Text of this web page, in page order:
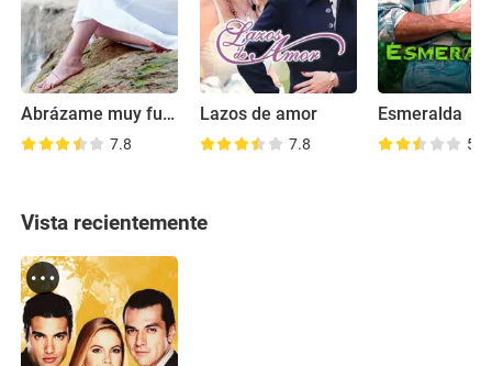
Abrázame muy fuerte
7.8
Lazos de amor
7.8
Esmeralda
5.8
Vista recientemente